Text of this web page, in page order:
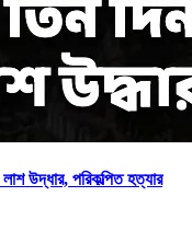
উদ্ধার, পরিকল্পিত হত্যার